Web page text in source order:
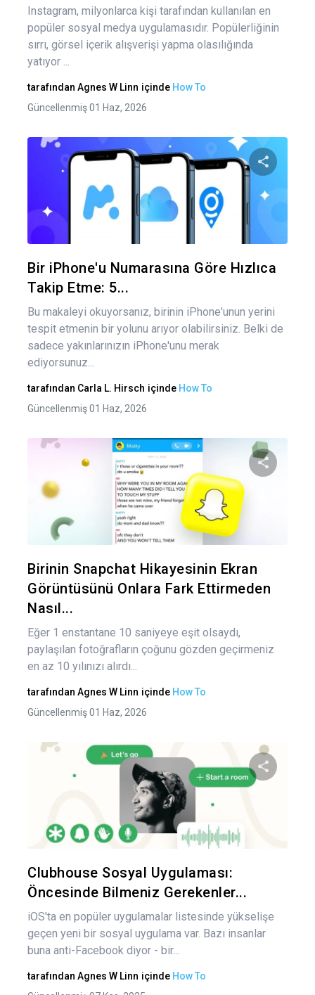
Instagram, milyonlarca kişi tarafından kullanılan en
popüler sosyal medya uygulamasıdır. Popülerliğinin
sırrı, görsel içerik alışverişi yapma olasılığında
yatıyor ...
tarafından Agnes W Linn içinde How To
Güncellenmiş 01 Haz, 2026
Bu
Bir iPhone'u Numarasına Göre Hızlıca
Takip Etme: 5...
Bu makaleyi okuyorsanız, birinin iPhone'unun yerini
tespit etmenin bir yolunu arıyor olabilirsiniz. Belki de
sadece yakınlarınızın iPhone'unu merak
ediyorsunuz...
tarafından Carla L. Hirsch içinde How To
Güncellenmiş 01 Haz, 2026
Birinin Snapchat Hikayesinin Ekran
Görüntüsünü Onlara Fark Ettirmeden
Nasıl...
Eğer 1 enstantane 10 saniyeye eşit olsaydı,
paylaşılan fotoğrafların çoğunu gözden geçirmeniz
en az 10 yılınızı alırdı...
tarafından Agnes W Linn içinde How To
Güncellenmiş 01 Haz, 2026
Clubhouse Sosyal Uygulaması:
Öncesinde Bilmeniz Gerekenler...
iOS'ta en popüler uygulamalar listesinde yükselişe
geçen yeni bir sosyal uygulama var. Bazı insanlar
buna anti-Facebook diyor - bir...
tarafından Agnes W Linn içinde How To